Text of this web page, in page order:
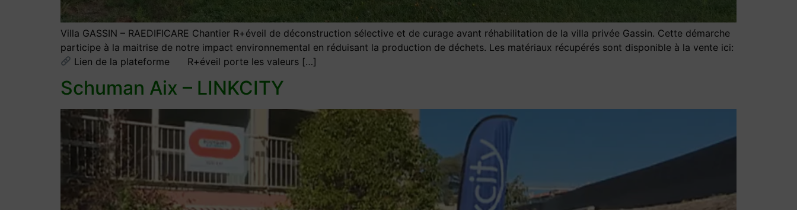
Villa GASSIN – RAEDIFICARE Chantier R+éveil de déconstruction sélective et de curage avant réhabilitation de la villa privée Gassin. Cette démarche
participe à la maitrise de notre impact environnemental en réduisant la production de déchets. Les matériaux récupérés sont disponible à la vente ici:
Lien de la plateforme R+éveil porte les valeurs […]
Schuman Aix – LINKCITY